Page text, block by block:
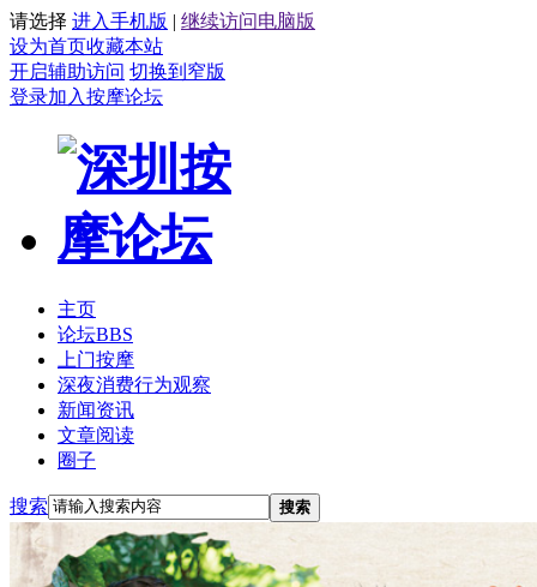
请选择 进入手机版 | 继续访问电脑版
设为首页收藏本站
开启辅助访问 切换到窄版
登录加入按摩论坛
主页
论坛BBS
上门按摩
深夜消费行为观察
新闻资讯
文章阅读
圈子
搜索 搜索